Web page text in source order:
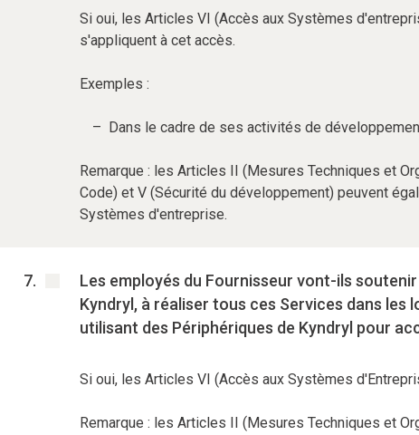
Si oui, les Articles VI (Accès aux Systèmes
s'appliquent à cet accès.
Exemples :
Dans le cadre de ses activités de
Remarque : les Articles II (Mesures Techniques et
Code) et V (Sécurité du développement) peuvent
Systèmes d'entreprise.
Les employés du Fournisseur vont-ils
Kyndryl, à réaliser tous ces Services dans les
utilisant des Périphériques de Kyndryl pour
Si oui, les Articles VI (Accès aux Systèmes
Remarque : les Articles II (Mesures Techniques et